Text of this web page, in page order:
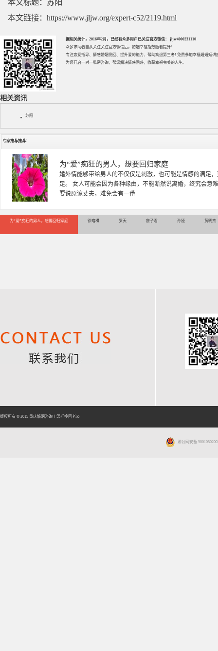
本文标题： 苏阳
本文链接： https://www.jljw.org/expert-c52/2119.html
据相关统计，2016年2月，已经有众多用户已关注官方微信： jljw4000231110
众多求助者自从关注关注官方微信后，婚姻幸福指数随着提升！
专注恋爱指导、 情感婚姻挽回 、提升爱的能力、帮助劝退第三者! 免费参加幸福婚婚姻讲
为您开启一对一私密咨询，帮您解决情感困惑，收获幸福完美的人生。
相关资讯
苏阳
专家推荐推荐：
徐珞棋
徐珞棋，婚姻家庭咨询师，毕业于重庆师范大学心理学专业
多年，对婚姻情感分析、恋爱择偶、夫妻关系，情感挽回、
千小时，积累了丰富的咨
为“爱”痴狂的男人，想要回归家庭 徐珞棋 罗天 詹子君 孙娅 黄明杰
版权所有 © 2015 重庆婚姻咨询 怎样挽回老公
渝公网安备